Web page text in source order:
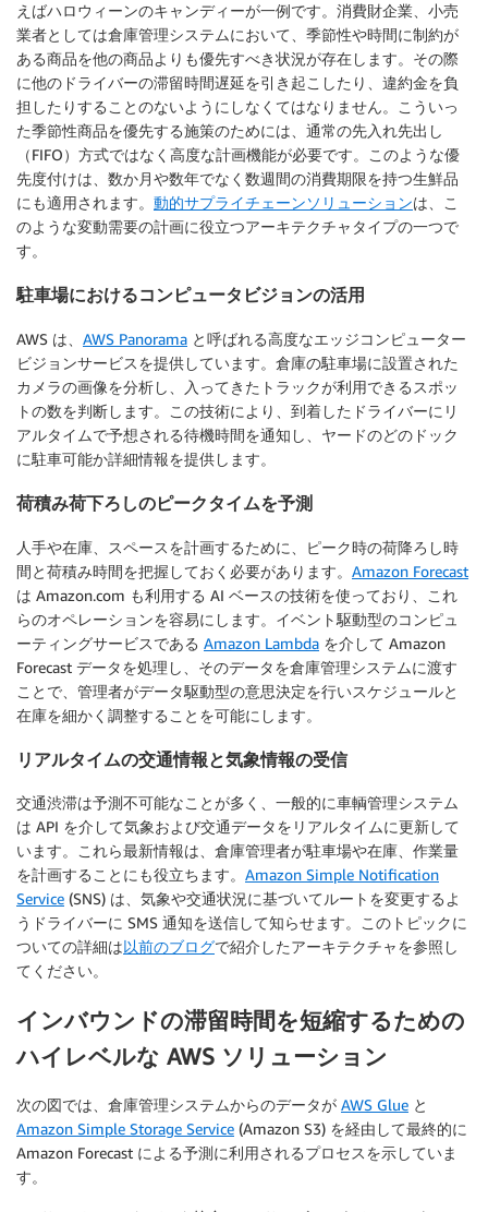
えばハロウィーンのキャンディーが一例です。消費財企業、小売
業者としては倉庫管理システムにおいて、季節性や時間に制約が
ある商品を他の商品よりも優先すべき状況が存在します。その際
に他のドライバーの滞留時間遅延を引き起こしたり、違約金を負
担したりすることのないようにしなくてはなりません。こういっ
た季節性商品を優先する施策のためには、通常の先入れ先出し
（FIFO）方式ではなく高度な計画機能が必要です。このような優
先度付けは、数か月や数年でなく数週間の消費期限を持つ生鮮品
にも適用されます。 動的サプライチェーンソリューションは、こ
のような変動需要の計画に役立つアーキテクチャタイプの一つで
す。
駐車場におけるコンピュータビジョンの活用
AWS は、 AWS Panorama と呼ばれる高度なエッジコンピューター
ビジョンサービスを提供しています。倉庫の駐車場に設置された
カメラの画像を分析し、入ってきたトラックが利用できるスポッ
トの数を判断します。この技術により、到着したドライバーにリ
アルタイムで予想される待機時間を通知し、ヤードのどのドック
に駐車可能か詳細情報を提供します。
荷積み荷下ろしのピークタイムを予測
人手や在庫、スペースを計画するために、ピーク時の荷降ろし時
間と荷積み時間を把握しておく必要があります。 Amazon Forecast
は Amazon.com も利用する AI ベースの技術を使っており、これ
らのオペレーションを容易にします。イベント駆動型のコンピュ
ーティングサービスである Amazon Lambda を介して Amazon
Forecast データを処理し、そのデータを倉庫管理システムに渡す
ことで、管理者がデータ駆動型の意思決定を行いスケジュールと
在庫を細かく調整することを可能にします。
リアルタイムの交通情報と気象情報の受信
交通渋滞は予測不可能なことが多く、一般的に車輌管理システム
は API を介して気象および交通データをリアルタイムに更新して
います。これら最新情報は、倉庫管理者が駐車場や在庫、作業量
を計画することにも役立ちます。 Amazon Simple Notification
Service (SNS) は、気象や交通状況に基づいてルートを変更するよ
うドライバーに SMS 通知を送信して知らせます。このトピックに
ついての詳細は以前のブログで紹介したアーキテクチャを参照し
てください。
インバウンドの滞留時間を短縮するための
ハイレベルな AWS ソリューション
次の図では、倉庫管理システムからのデータが AWS Glue と
Amazon Simple Storage Service (Amazon S3) を経由して最終的に
Amazon Forecast による予測に利用されるプロセスを示していま
す。